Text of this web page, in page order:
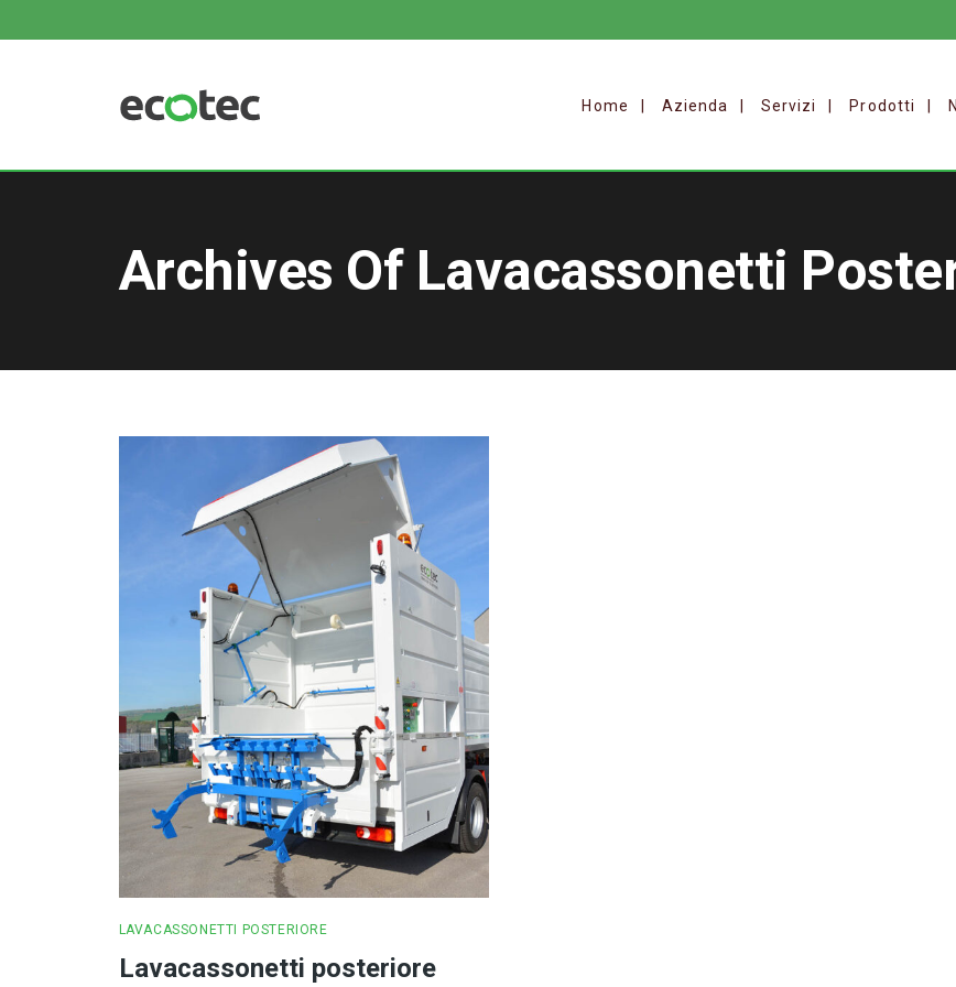
Home Azienda Servizi Prodotti
Archives Of Lavacassonetti
LAVACASSONETTI POSTERIORE
Lavacassonetti posteriore